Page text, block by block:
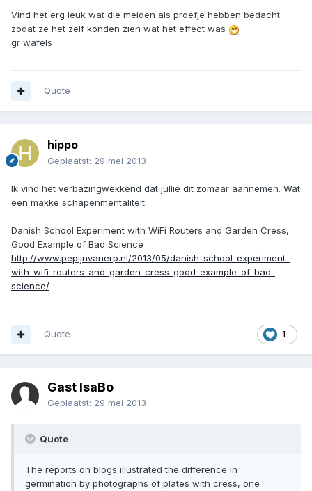
Vind het erg leuk wat die meiden als proefje hebben bedacht
zodat ze het zelf konden zien wat het effect was
gr wafels
Quote
hippo
Geplaatst: 29 mei 2013
Ik vind het verbazingwekkend dat jullie dit zomaar aannemen. Wat
een makke schapenmentaliteit.
Danish School Experiment with WiFi Routers and Garden Cress,
Good Example of Bad Science
http://www.pepijnvanerp.nl/2013/05/danish-school-experiment-
with-wifi-routers-and-garden-cress-good-example-of-bad-
science/
1
Quote
Gast IsaBo
Geplaatst: 29 mei 2013
Quote
The reports on blogs illustrated the difference in
germination by photographs of plates with cress, one